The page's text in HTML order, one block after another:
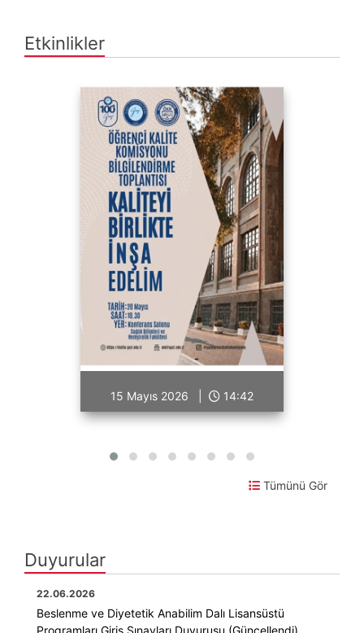
Etkinlikler
15 Mayıs 2026 | 14:42
Tümünü Gör
Duyurular
22.06.2026
Beslenme ve Diyetetik Anabilim Dalı Lisansüstü
Programları Giriş Sınavları Duyurusu (Güncellendi)